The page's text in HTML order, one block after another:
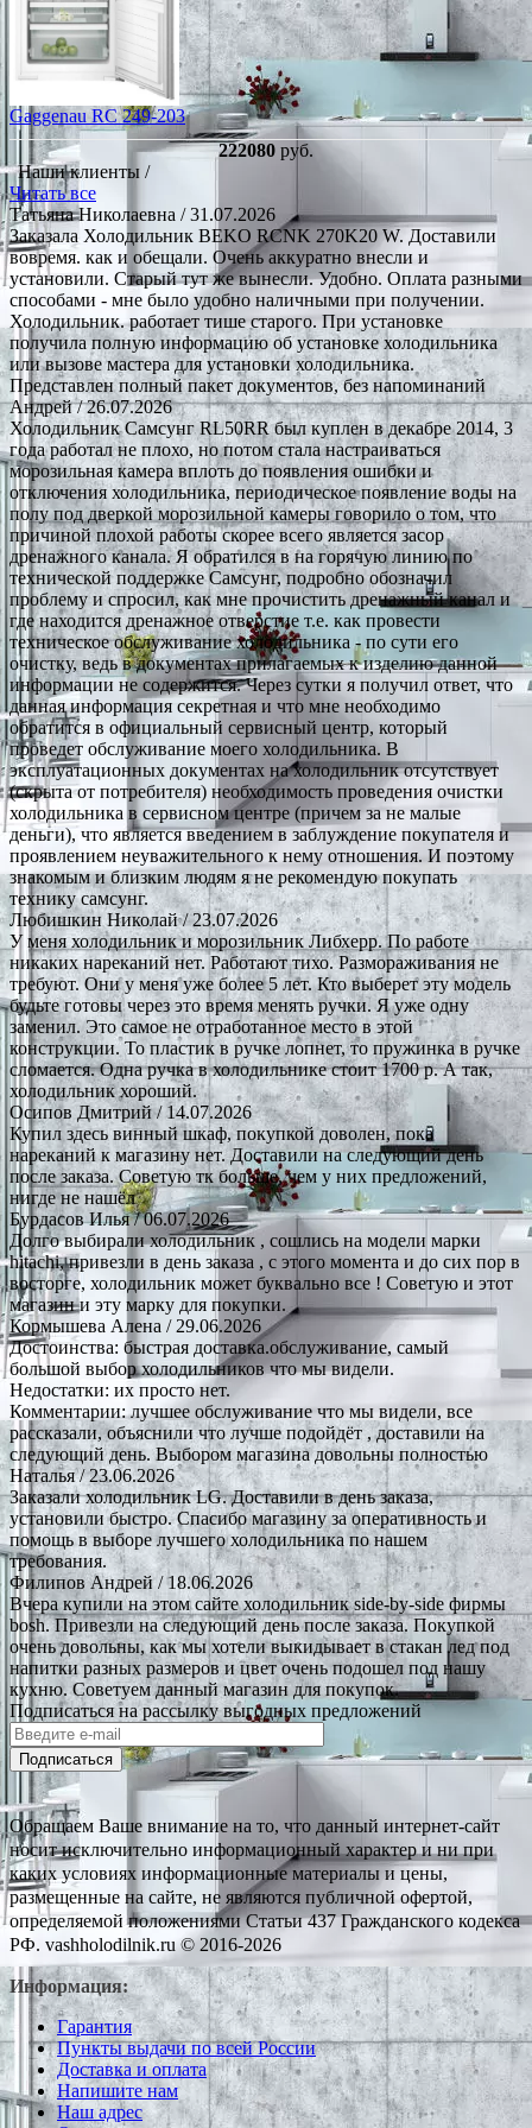
Gaggenau RC 249-203
222080 руб.
Наши клиенты /
Читать все
Татьяна Николаевна / 31.07.2026
Заказала Холодильник BEKO RCNK 270K20 W. Доставили
вовремя. как и обещали. Очень аккуратно внесли и
установили. Старый тут же вынесли. Удобно. Оплата разными
способами - мне было удобно наличными при получении.
Холодильник. работает тише старого. При установке
получила полную информацию об установке холодильника
или вызове мастера для установки холодильника.
Представлен полный пакет документов, без напоминаний
Андрей/ 26.07.2026
Холодильник Самсунг RL50RR был куплен в декабре 2014, 3
года работал не плохо, но потом стала настраиваться
морозильная камера вплоть до появления ошибки и
отключения холодильника, периодическое появление воды на
полу под дверкой морозильной камеры говорило о том, что
причиной плохой работы скорее всего является засор
дренажного канала. Я обратился в на горячую линию по
технической поддержке Самсунг, подробно обозначил
проблему и спросил, как мне прочистить дренажный канал и
где находится дренажное отверстие т.е. как провести
техническое обслуживание холодильника - по сути его
очистку, ведь в документах прилагаемых к изделию данной
информации не содержится. Через сутки я получил ответ, что
данная информация секретная и что мне необходимо
обратится в официальный сервисный центр, который
проведет обслуживание моего холодильника. В
эксплуатационных документах на холодильник отсутствует
(скрыта от потребителя) необходимость проведения очистки
холодильника в сервисном центре (причем за не малые
деньги), что является введением в заблуждение покупателя и
проявлением неуважительного к нему отношения. И поэтому
знакомым и близким людям я не рекомендую покупать
технику самсунг.
Любишкин Николай/ 23.07.2026
У меня холодильник и морозильник Либхерр. По работе
никаких нареканий нет. Работают тихо. Размораживания не
требуют. Они у меня уже более 5 лет. Кто выберет эту модель
будьте готовы через это время менять ручки. Я уже одну
заменил. Это самое не отработанное место в этой
конструкции. То пластик в ручке лопнет, то пружинка в ручке
сломается. Одна ручка в холодильнике стоит 1700 р. А так,
холодильник хороший.
Осипов Дмитрий/ 14.07.2026
Купил здесь винный шкаф, покупкой доволен, пока
нареканий к магазину нет. Доставили на следующий день
после заказа. Советую тк больше, чем у них предложений,
нигде не нашёл
Бурдасов Илья/ 06.07.2026
Долго выбирали холодильник , сошлись на модели марки
hitachi, привезли в день заказа , с этого момента и до сих пор в
восторге, холодильник может буквально все ! Советую и этот
магазин и эту марку для покупки.
Кормышева Алена / 29.06.2026
Достоинства: быстрая доставка.обслуживание, самый
большой выбор холодильников что мы видели.
Недостатки: их просто нет.
Комментарии: лучшее обслуживание что мы видели, все
рассказали, объяснили что лучше подойдёт , доставили на
следующий день. Выбором магазина довольны полностью
Наталья/ 23.06.2026
Заказали холодильник LG. Доставили в день заказа,
установили быстро. Спасибо магазину за оперативность и
помощь в выборе лучшего холодильника по нашем
требования.
Филипов Андрей/ 18.06.2026
Вчера купили на этом сайте холодильник side-by-side фирмы
bosh. Привезли на следующий день после заказа. Покупкой
очень довольны, как мы хотели выкидывает в стакан лед под
напитки разных размеров и цвет очень подошел под нашу
кухню. Советуем данный магазин для покупок.
Подписаться на рассылку выгодных предложений
Подписаться
Обращаем Ваше внимание на то, что данный интернет-сайт
носит исключительно информационный характер и ни при
каких условиях информационные материалы и цены,
размещенные на сайте, не являются публичной офертой,
определяемой положениями Статьи 437 Гражданского кодекса
РФ. vashholodilnik.ru © 2016-2026
Информация:
Гарантия
Пункты выдачи по всей России
Доставка и оплата
Напишите нам
Наш адрес